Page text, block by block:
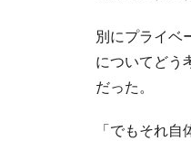
別にプライベ
についてどう
だった。
「でもそれ